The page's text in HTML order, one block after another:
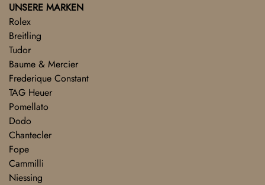
UNSERE MARKEN
Rolex
Breitling
Tudor
Baume & Mercier
Frederique Constant
TAG Heuer
Pomellato
Dodo
Chantecler
Fope
Cammilli
Niessing